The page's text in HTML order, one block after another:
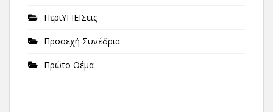
ΠεριΥΓΙΕΙΣεις
Προσεχή Συνέδρια
Πρώτο Θέμα